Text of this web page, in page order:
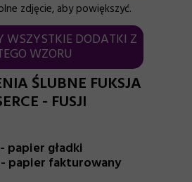
ŚLUBNE FUKSJA
- FUSJI
papier gładki
- papier fakturowany
zdjęcie, aby powiększyć.
DODATKI Z
WZORU